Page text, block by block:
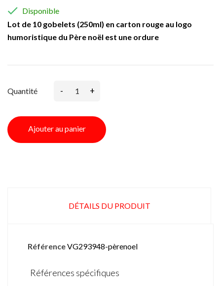
 Disponible
Lot de 10 gobelets (250ml) en carton rouge au logo
humoristique du Père noël est une ordure
Quantité - +
Ajouter au panier
DÉTAILS DU PRODUIT
RéférenceVG293948-pèrenoel
Références spécifiques